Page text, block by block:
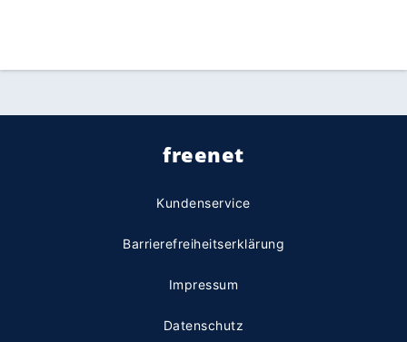
freenet
Kundenservice
Barrierefreiheitserklärung
Impressum
Datenschutz